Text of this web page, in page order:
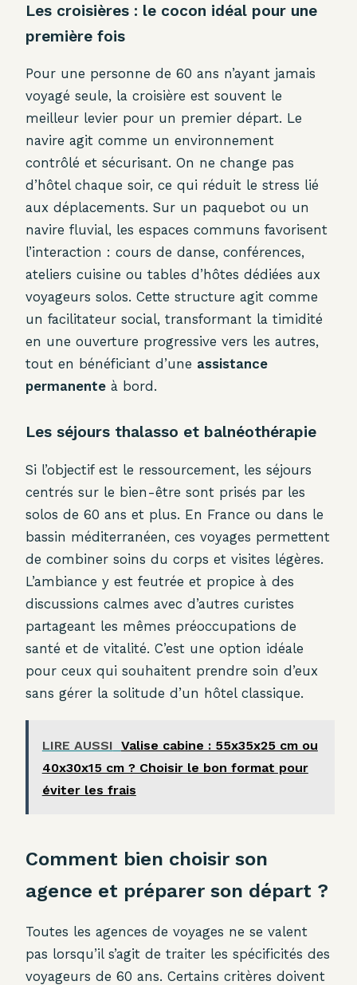
Les croisières : le cocon idéal pour une
première fois
Pour une personne de 60 ans n’ayant jamais
voyagé seule, la croisière est souvent le
meilleur levier pour un premier départ. Le
navire agit comme un environnement
contrôlé et sécurisant. On ne change pas
d’hôtel chaque soir, ce qui réduit le stress lié
aux déplacements. Sur un paquebot ou un
navire fluvial, les espaces communs favorisent
l’interaction : cours de danse, conférences,
ateliers cuisine ou tables d’hôtes dédiées aux
voyageurs solos. Cette structure agit comme
un facilitateur social, transformant la timidité
en une ouverture progressive vers les autres,
tout en bénéficiant d’une assistance
permanente à bord.
Les séjours thalasso et balnéothérapie
Si l’objectif est le ressourcement, les séjours
centrés sur le bien-être sont prisés par les
solos de 60 ans et plus. En France ou dans le
bassin méditerranéen, ces voyages permettent
de combiner soins du corps et visites légères.
L’ambiance y est feutrée et propice à des
discussions calmes avec d’autres curistes
partageant les mêmes préoccupations de
santé et de vitalité. C’est une option idéale
pour ceux qui souhaitent prendre soin d’eux
sans gérer la solitude d’un hôtel classique.
LIRE AUSSI Valise cabine : 55x35x25 cm ou
40x30x15 cm ? Choisir le bon format pour
éviter les frais
Comment bien choisir son
agence et préparer son départ ?
Toutes les agences de voyages ne se valent
pas lorsqu’il s’agit de traiter les spécificités des
voyageurs de 60 ans. Certains critères doivent